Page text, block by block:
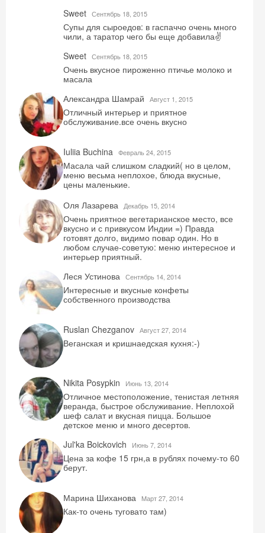
Sweet Сентябрь 18, 2015
Супы для сыроедов: в гаспаччо очень много
чили, а таратор чего бы еще добавила✌️
Sweet Сентябрь 18, 2015
Очень вкусное пироженно птичье молоко и
масала
Александра Шамрай
Август 1, 2015
Отличный интерьер и приятное
обслуживание.все очень вкусно
Iuliia Buchina Февраль 24, 2015
Масала чай слишком сладкий( но в целом,
меню весьма неплохое, блюда вкусные,
цены маленькие.
Оля Лазарева
Декабрь 15, 2014
Очень приятное вегетарианское место, все
вкусно и с привкусом Индии =) Правда
готовят долго, видимо повар один. Но в
любом случае-советую: меню интересное и
интерьер приятный.
Леся Устинова Сентябрь 14, 2014
Интересные и вкусные конфеты
собственного производства
Ruslan Chezganov Август 27, 2014
Веганская и кришнаедская кухня:-)
Nikita Posypkin Июнь 13, 2014
Отличное местоположение, тенистая летняя
веранда, быстрое обслуживание. Неплохой
шеф салат и вкусная пицца. Большое
детское меню и много десертов.
Jul'ka Boickovich
Июнь 7, 2014
Цена за кофе 15 грн,а в рублях почему-то 60
берут.
Марина Шиханова Mарт 27, 2014
Как-то очень туговато там)